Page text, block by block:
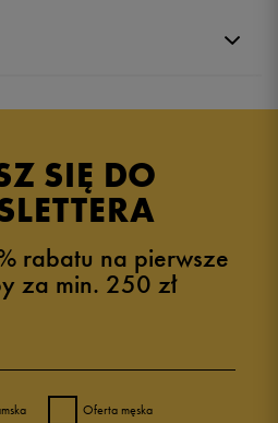
SIĘ DO
rabatu na pierwsze
za min. 250 zł
Oferta męska